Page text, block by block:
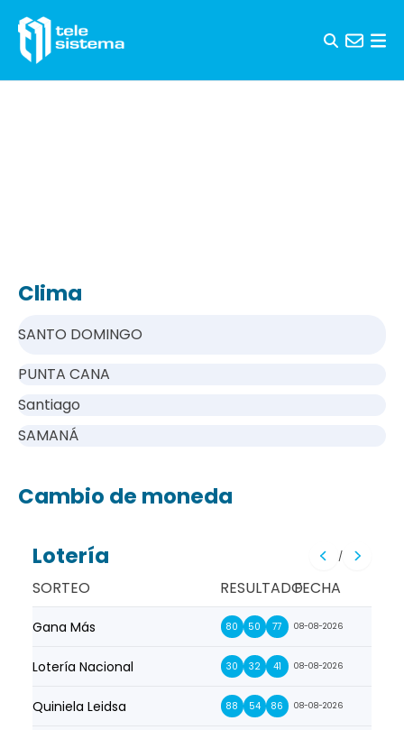
Clima
SANTO DOMINGO
PUNTA CANA
Santiago
SAMANÁ
Cambio de moneda
Lotería /
SORTEO RESULTADOFECHA
Gana Más 80 50 77 08-08-2026
Lotería Nacional 30 32 41 08-08-2026
Quiniela Leidsa 88 54 86 08-08-2026